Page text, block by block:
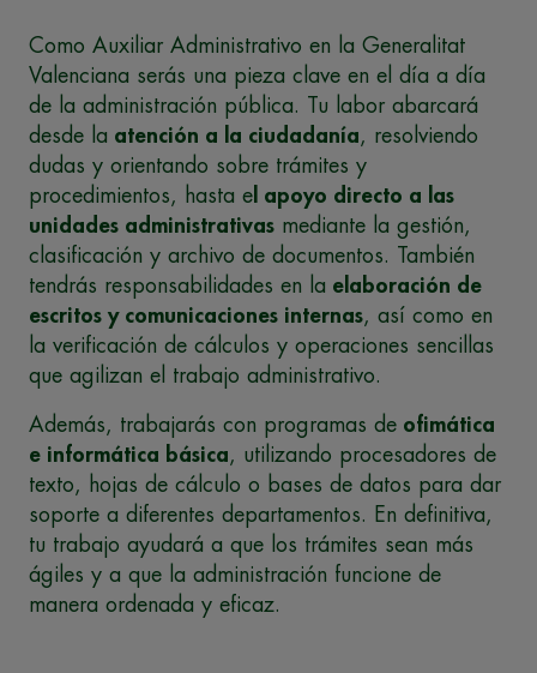
Como Auxiliar Administrativo en la Generalitat
Valenciana serás una pieza clave en el día a día
de la administración pública. Tu labor abarcará
desde la atención a la ciudadanía, resolviendo
dudas y orientando sobre trámites y
procedimientos, hasta e l apoyo directo a las
unidades administrativas mediante la gestión,
clasificación y archivo de documentos. También
tendrás responsabilidades en la elaboración de
escritos y comunicaciones internas, así como en
la verificación de cálculos y operaciones sencillas
que agilizan el trabajo administrativo.
Además, trabajarás con programas de ofimática
e informática básica, utilizando procesadores de
texto, hojas de cálculo o bases de datos para dar
soporte a diferentes departamentos. En definitiva,
tu trabajo ayudará a que los trámites sean más
ágiles y a que la administración funcione de
manera ordenada y eficaz.